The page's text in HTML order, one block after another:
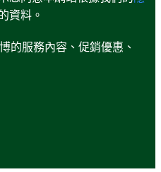
資料。
的服務內容、促銷優惠、